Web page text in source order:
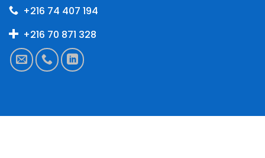
+216 74 407 194
+216 70 871 328